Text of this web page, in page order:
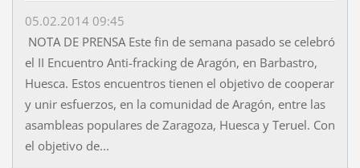
05.02.2014 09:45
NOTA DE PRENSA Este fin de semana pasado se celebró
el II Encuentro Anti-fracking de Aragón, en Barbastro,
Huesca. Estos encuentros tienen el objetivo de cooperar
y unir esfuerzos, en la comunidad de Aragón, entre las
asambleas populares de Zaragoza, Huesca y Teruel. Con
el objetivo de...